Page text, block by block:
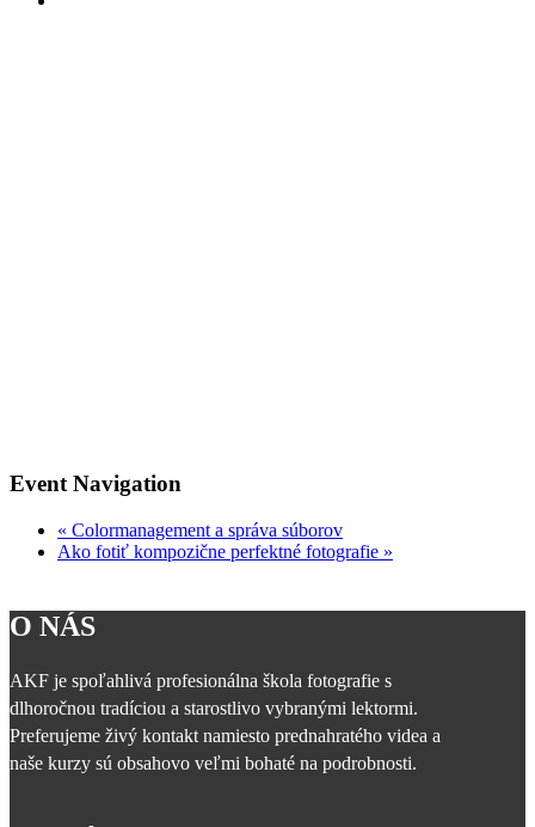
Event Navigation
« Colormanagement a správa súborov
Ako fotiť kompozične perfektné fotografie »
O NÁS
AKF je spoľahlivá profesionálna škola fotografie s
dlhoročnou tradíciou a starostlivo vybranými lektormi.
Preferujeme živý kontakt namiesto prednahratého videa a
naše kurzy sú obsahovo veľmi bohaté na podrobnosti.